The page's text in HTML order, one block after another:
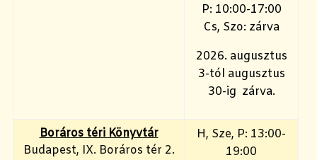
P: 10:00-17:00
Cs, Szo: zárva
2026. augusztus
3-tól augusztus
30-ig zárva.
Boráros téri Könyvtár
Budapest, IX. Boráros tér 2.
H, Sze, P: 13:00-
19:00